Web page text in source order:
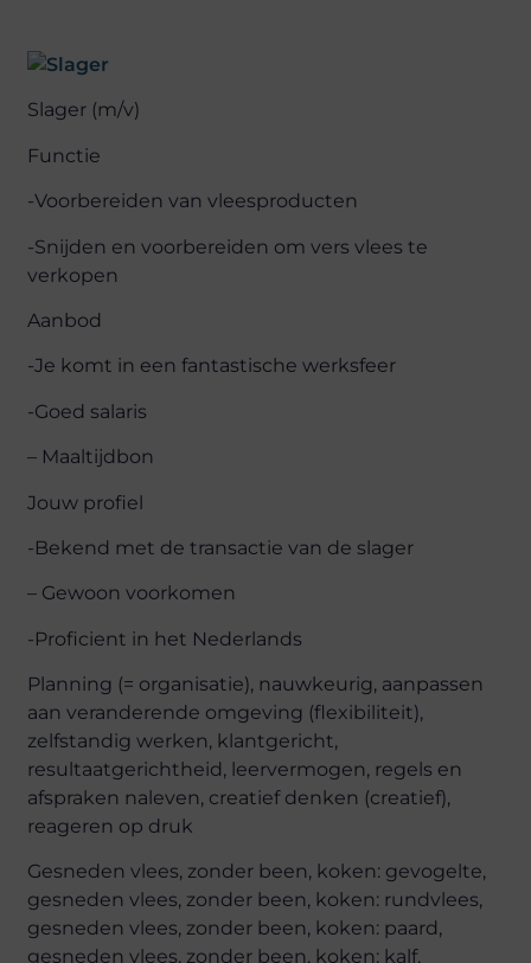
Slager (m/v)
Functie
-Voorbereiden van vleesproducten
-Snijden en voorbereiden om vers vlees te
verkopen
Aanbod
-Je komt in een fantastische werksfeer
-Goed salaris
– Maaltijdbon
Jouw profiel
-Bekend met de transactie van de slager
– Gewoon voorkomen
-Proficient in het Nederlands
Planning (= organisatie), nauwkeurig, aanpassen
aan veranderende omgeving (flexibiliteit),
zelfstandig werken, klantgericht,
resultaatgerichtheid, leervermogen, regels en
afspraken naleven, creatief denken (creatief),
reageren op druk
Gesneden vlees, zonder been, koken: gevogelte,
gesneden vlees, zonder been, koken: rundvlees,
gesneden vlees, zonder been, koken: paard,
gesneden vlees, zonder been, koken: kalf,